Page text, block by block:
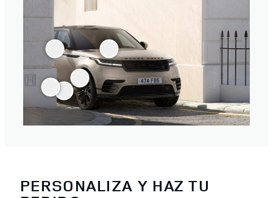
PERSONALIZA Y HAZ TU